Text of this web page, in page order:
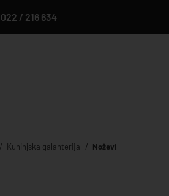
022 / 216 634
Kuhinjska galanterija Noževi